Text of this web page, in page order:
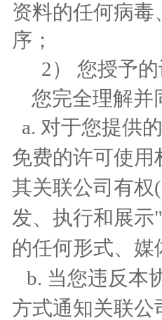
资料的任何病
序；
2） 您授予
您完全理解并
a. 对于您提供
免费的许可使
其关联公司有权
发、执行和展
的任何形式、
b. 当您违反本
方式通知关联